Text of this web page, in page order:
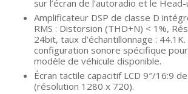
sur l’écran de l’autoradio et le
Amplificateur DSP de classe D
RMS : Distorsion (THD+N) < 1%,
24bit, taux d’échantillonnage :
configuration sonore spécifique
modèle de véhicule disponible.
Écran tactile capacitif LCD 9″/16:9
(résolution 1280 x 720).